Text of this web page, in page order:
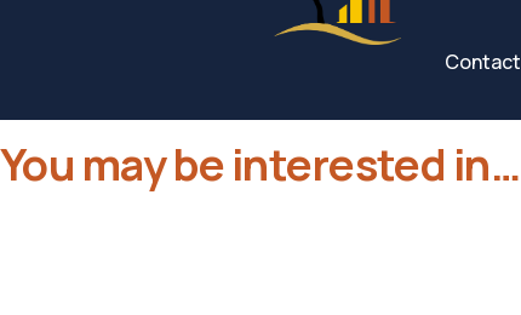
Contact
You may be interested in…